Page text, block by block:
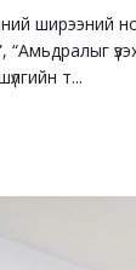
ширээний
т...